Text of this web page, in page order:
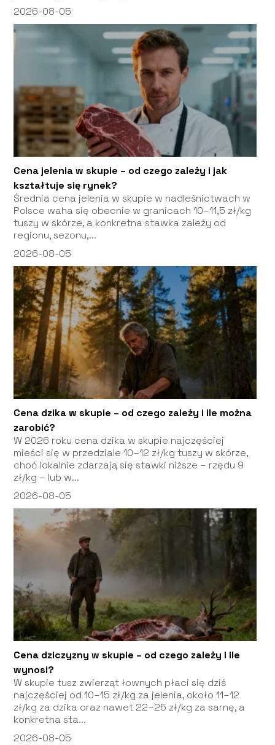
2026-08-05
Cena jelenia w skupie – od czego zależy i jak
kształtuje się rynek?
Średnia cena jelenia w skupie w nadleśnictwach w
Polsce waha się obecnie w granicach 10–11,5 zł/kg
tuszy w skórze, a konkretna stawka zależy od
regionu, sezonu,...
2026-08-05
Cena dzika w skupie – od czego zależy i ile można
zarobić?
W 2026 roku cena dzika w skupie najczęściej
mieści się w przedziale 10–12 zł/kg tuszy w skórze,
choć lokalnie zdarzają się stawki niższe – rzędu 9
zł/kg – lub w...
2026-08-05
Cena dziczyzny w skupie – od czego zależy i ile
wynosi?
W skupie tusz zwierząt łownych płaci się dziś
najczęściej od 10–15 zł/kg za jelenia, około 11–12
zł/kg za dzika oraz nawet 22–25 zł/kg za sarnę, a
konkretna sta...
2026-08-05